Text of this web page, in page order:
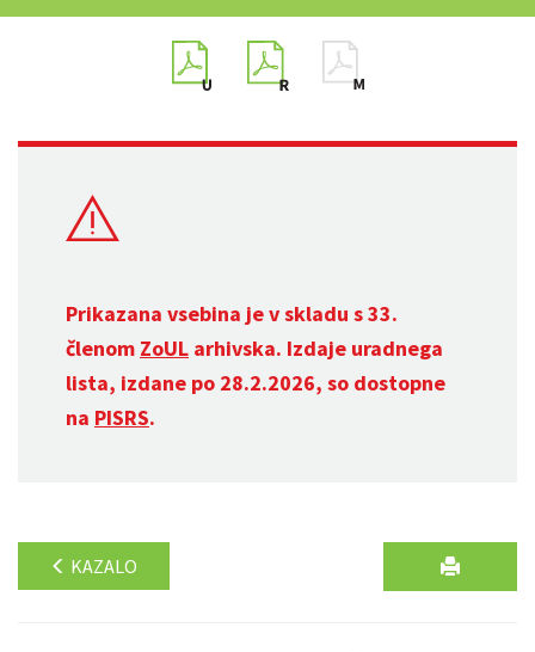
Prikazana vsebina je v skladu s 33.
členom ZoUL arhivska. Izdaje uradnega
lista, izdane po 28.2.2026, so dostopne
na PISRS.
KAZALO